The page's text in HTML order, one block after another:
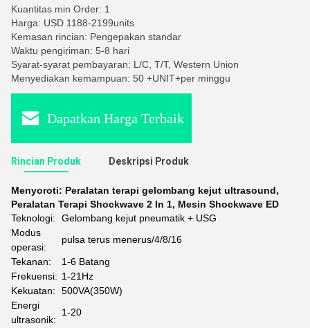
Kuantitas min Order: 1
Harga: USD 1188-2199units
Kemasan rincian: Pengepakan standar
Waktu pengiriman: 5-8 hari
Syarat-syarat pembayaran: L/C, T/T, Western Union
Menyediakan kemampuan: 50 +UNIT+per minggu
Dapatkan Harga Terbaik
Rincian Produk Deskripsi Produk
Menyoroti: Peralatan terapi gelombang kejut ultrasound,
Peralatan Terapi Shockwave 2 In 1, Mesin Shockwave ED
Teknologi:
Gelombang kejut pneumatik + USG
Modus
operasi:
pulsa terus menerus/4/8/16
Tekanan:
1-6 Batang
Frekuensi: 1-21Hz
Kekuatan:
500VA(350W)
Energi
ultrasonik:
1-20